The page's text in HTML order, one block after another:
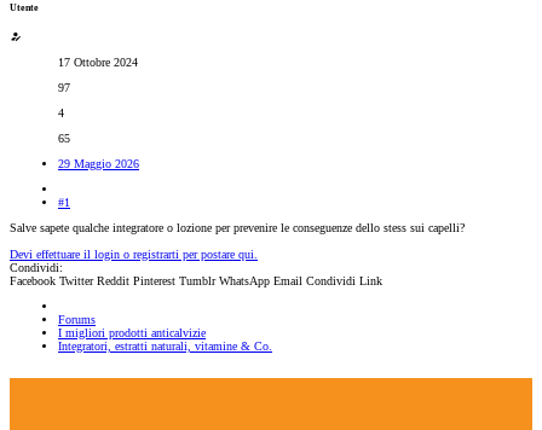
Utente
17 Ottobre 2024
97
4
65
29 Maggio 2026
#1
Salve sapete qualche integratore o lozione per prevenire le conseguenze dello stess sui capelli?
Devi effettuare il login o registrarti per postare qui.
Condividi:
Facebook Twitter Reddit Pinterest Tumblr WhatsApp Email Condividi Link
Forums
I migliori prodotti anticalvizie
Integratori, estratti naturali, vitamine & Co.